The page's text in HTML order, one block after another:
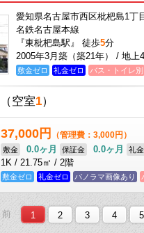
愛知県名古屋市西区枇杷島1丁
名鉄名古屋本線
『東枇杷島駅』 徒歩5分
2005年3月築（築21年） / 地上
敷金ゼロ 礼金ゼロ バス・トイレ別
（空室1）
37,000円 （管理費：3,000円）
敷金 0.0ヶ月 保証金 0.0ヶ月 礼金
1K / 21.75㎡ / 2階
敷金ゼロ 礼金ゼロ パノラマ画像あり
前 1 2 3 4 5